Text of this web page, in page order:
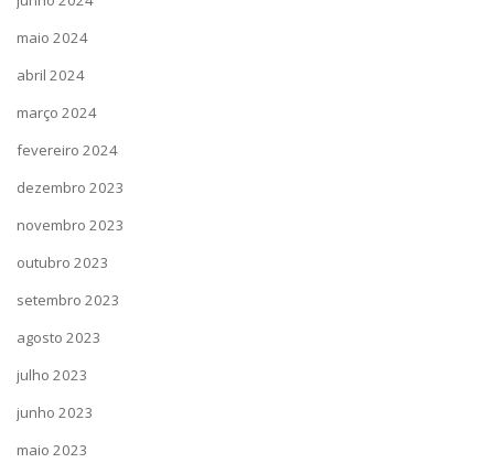
maio 2024
abril 2024
março 2024
fevereiro 2024
dezembro 2023
novembro 2023
outubro 2023
setembro 2023
agosto 2023
julho 2023
junho 2023
maio 2023